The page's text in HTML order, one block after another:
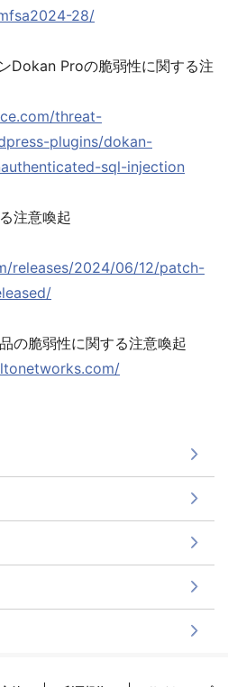
28/
Dokan Proの脆弱性に関する注
threat-
plugins/dokan-
sql-injection
注意喚起
releases/2024/06/12/patch-
の脆弱性に関する注意喚起